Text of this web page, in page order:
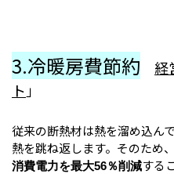
3.冷暖房費節約
経
ト 」
従来の断熱材は熱を溜め込ん
熱を跳ね返します。そのため
消費電力を最大56％削減する